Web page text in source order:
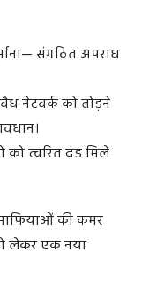
संगठित अपराध
नेटवर्क को तोड़ने
को त्वरित दंड मिले
की कमर
लेकर एक नया